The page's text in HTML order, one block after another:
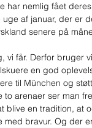
har nemlig fået
af januar, der er
senere på
vi får. Derfor bruger
en god
til München og
arenaer ser man
blive en tradition, at
med bravur. Og der